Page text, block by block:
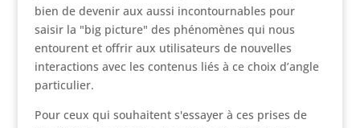
bien de devenir aux aussi incontournables pour
saisir la "big picture" des phénomènes qui nous
entourent et offrir aux utilisateurs de nouvelles
interactions avec les contenus liés à ce choix d’angle
particulier.
Pour ceux qui souhaitent s'essayer à ces prises de